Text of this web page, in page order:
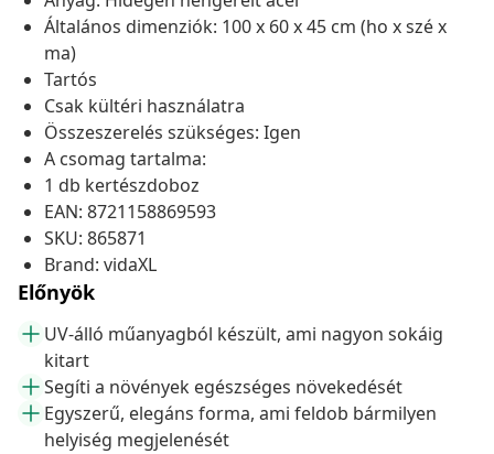
Általános dimenziók: 100 x 60 x 45 cm (ho x szé x
ma)
Tartós
Csak kültéri használatra
Összeszerelés szükséges: Igen
A csomag tartalma:
1 db kertészdoboz
EAN: 8721158869593
SKU: 865871
Brand: vidaXL
Előnyök
UV-álló műanyagból készült, ami nagyon sokáig
kitart
Segíti a növények egészséges növekedését
Egyszerű, elegáns forma, ami feldob bármilyen
helyiség megjelenését